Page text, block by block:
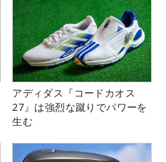
アディダス『コードカオス
27』は強烈な蹴りでパワーを
生む